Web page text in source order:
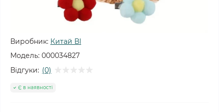
Виробник: Китай ВІ
Модель: 000034827
Відгуки: (0)
Є в наявності